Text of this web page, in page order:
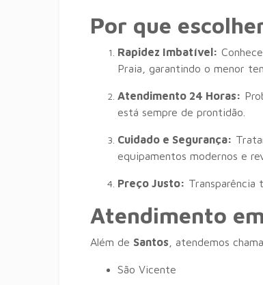
Por que
Rapidez Imbatível:
Praia, garantindo o menor
Atendimento 24 Horas:
está sempre de prontidão.
Cuidado e Segurança:
equipamentos modernos e
Preço Justo: Transparência
Atendimento
Além de Santos , atendemos
São Vicente